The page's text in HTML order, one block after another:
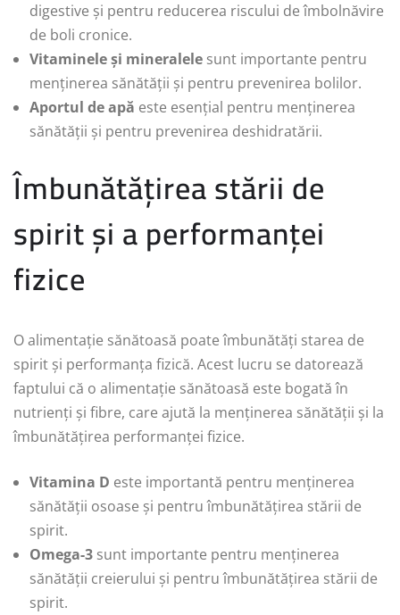
digestive și pentru reducerea riscului de îmbolnăvire
de boli cronice.
Vitaminele și mineralele sunt importante pentru
menținerea sănătății și pentru prevenirea bolilor.
Aportul de apă este esențial pentru menținerea
sănătății și pentru prevenirea deshidratării.
Îmbunătățirea stării de
spirit și a performanței
fizice
O alimentație sănătoasă poate îmbunătăți starea de
spirit și performanța fizică. Acest lucru se datorează
faptului că o alimentație sănătoasă este bogată în
nutrienți și fibre, care ajută la menținerea sănătății și la
îmbunătățirea performanței fizice.
Vitamina D este importantă pentru menținerea
sănătății osoase și pentru îmbunătățirea stării de
spirit.
Omega-3 sunt importante pentru menținerea
sănătății creierului și pentru îmbunătățirea stării de
spirit.